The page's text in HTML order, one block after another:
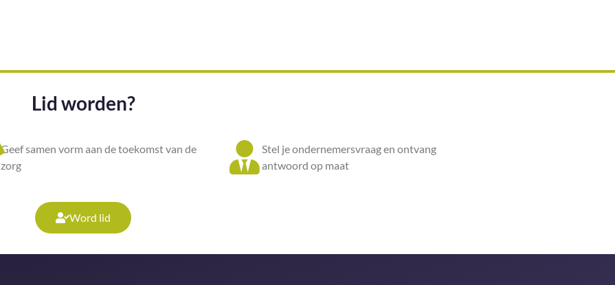
Lid worden?
Geef samen vorm aan de toekomst van de
zorg
Stel je ondernemersvraag en ontvang
antwoord op maat
Word lid